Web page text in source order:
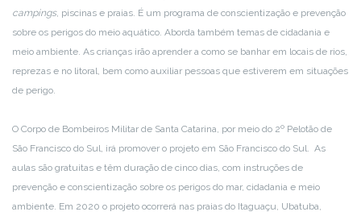
campings, piscinas e praias. É um programa de conscientização e prevenção
sobre os perigos do meio aquático. Aborda também temas de cidadania e
meio ambiente. As crianças irão aprender a como se banhar em locais de rios,
reprezas e no litoral, bem como auxiliar pessoas que estiverem em situações
de perigo.
O Corpo de Bombeiros Militar de Santa Catarina, por meio do 2º Pelotão de
São Francisco do Sul, irá promover o projeto em São Francisco do Sul. As
aulas são gratuitas e têm duração de cinco dias, com instruções de
prevenção e conscientização sobre os perigos do mar, cidadania e meio
ambiente. Em 2020 o projeto ocorrerá nas praias do Itaguaçu, Ubatuba,